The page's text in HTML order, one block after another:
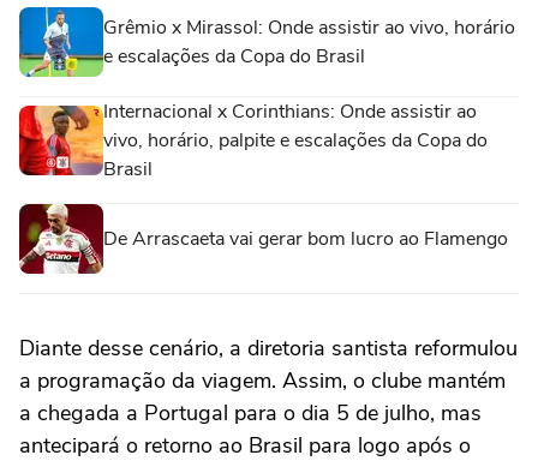
Grêmio x Mirassol: Onde assistir ao vivo, horário
e escalações da Copa do Brasil
Internacional x Corinthians: Onde assistir ao
vivo, horário, palpite e escalações da Copa do
Brasil
De Arrascaeta vai gerar bom lucro ao Flamengo
Diante desse cenário, a diretoria santista reformulou
a programação da viagem. Assim, o clube mantém
a chegada a Portugal para o dia 5 de julho, mas
antecipará o retorno ao Brasil para logo após o